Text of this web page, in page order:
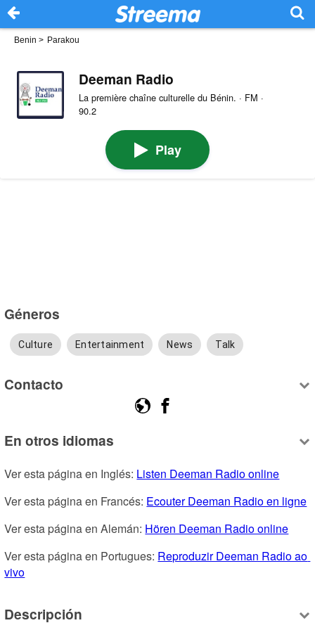
Benin > Parakou
Deeman Radio
La première chaîne culturelle du Bénin. · FM ·
90.2
Play
Géneros
Culture Entertainment News Talk
Contacto
En otros idiomas
Ver esta página en Inglés: Listen Deeman Radio online
Ver esta página en Francés: Ecouter Deeman Radio en ligne
Ver esta página en Alemán: Hören Deeman Radio online
Ver esta página en Portugues: Reproduzir Deeman Radio ao
vivo
Descripción